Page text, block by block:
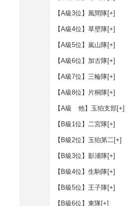
【A級3位】風間隊[+]
【A級4位】草壁隊[+]
【A級5位】嵐山隊[+]
【A級6位】加古隊[+]
【A級7位】三輪隊[+]
【A級8位】片桐隊[+]
【A級 他】玉狛支部[+]
【B級1位】二宮隊[+]
【B級2位】玉狛第二[+]
【B級3位】影浦隊[+]
【B級4位】生駒隊[+]
【B級5位】王子隊[+]
【B級6位】東隊[+]